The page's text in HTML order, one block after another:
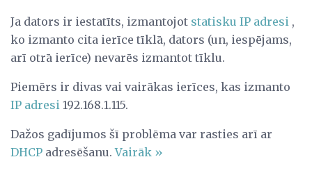
Ja dators ir iestatīts, izmantojot statisku IP adresi ,
ko izmanto cita ierīce tīklā, dators (un, iespējams,
arī otrā ierīce) nevarēs izmantot tīklu.
Piemērs ir divas vai vairākas ierīces, kas izmanto
IP adresi 192.168.1.115.
Dažos gadījumos šī problēma var rasties arī ar
DHCP adresēšanu.Vairāk »